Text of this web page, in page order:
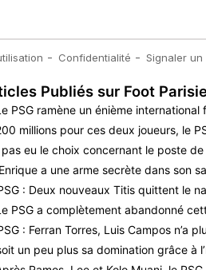
Publiés sur Foot
PSG ramène un énième international
millions pour ces deux joueurs, le
pas eu le choix concernant le poste
a une arme secrète dans son
: Deux nouveaux Titis quittent le
PSG a complètement abandonné
: Ferran Torres, Luis Campos n’a
un peu plus sa domination grâce à